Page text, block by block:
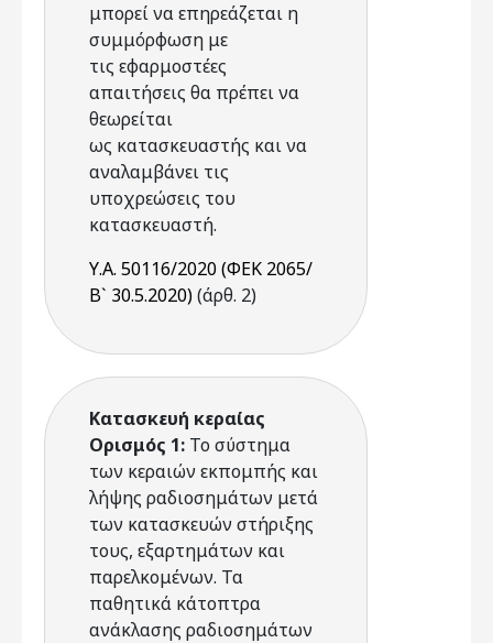
μπορεί να επηρεάζεται η
συμμόρφωση με
τις εφαρμοστέες
απαιτήσεις θα πρέπει να
θεωρείται
ως κατασκευαστής και να
αναλαμβάνει τις
υποχρεώσεις του
κατασκευαστή.
Υ.Α. 50116/2020 (ΦΕΚ 2065/
Β` 30.5.2020)(άρθ. 2)
Κατασκευή κεραίας
Ορισμός 1: Το σύστημα
των κεραιών εκπομπής και
λήψης ραδιοσημάτων μετά
των κατασκευών στήριξης
τους, εξαρτημάτων και
παρελκομένων. Τα
παθητικά κάτοπτρα
ανάκλασης ραδιοσημάτων